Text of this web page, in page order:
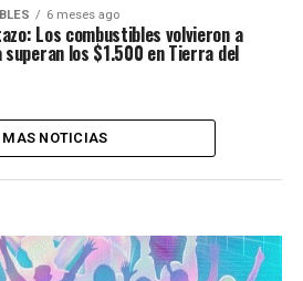
6 meses ago
Los combustibles volvieron a
superan los $1.500 en Tierra del
MAS NOTICIAS